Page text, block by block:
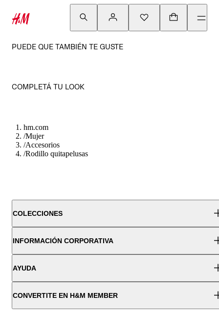
PUEDE QUE TAMBIÉN TE GUSTE
COMPLETÁ TU LOOK
hm.com
/Mujer
/Accesorios
/Rodillo quitapelusas
COLECCIONES
INFORMACIÓN CORPORATIVA
AYUDA
CONVERTITE EN H&M MEMBER